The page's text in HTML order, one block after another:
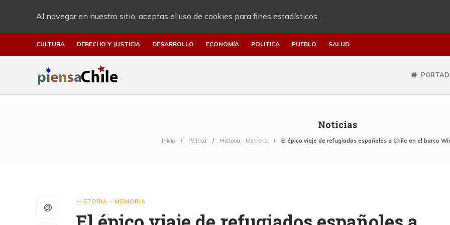
Al navegar en nuestro sitio, aceptas el uso de cookies para fines estadísticos.
CULTURA DERECHO Y JUSTICIA DESARROLLO ECONOMÍA POLITICA PUEBLO SALUD
Noticias
Inicio Politica Historia - Memoria El épico viaje de refugiados españoles a Chile en el barco
HISTORIA - MEMORIA